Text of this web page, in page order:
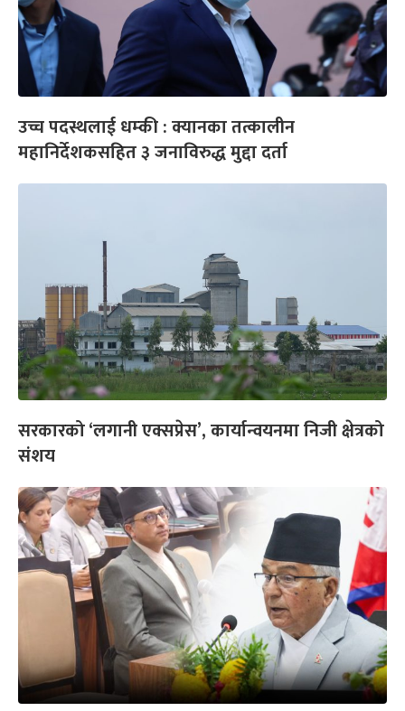
उच्च पदस्थलाई धम्की : क्यानका तत्कालीन
महानिर्देशकसहित ३ जनाविरुद्ध मुद्दा दर्ता
सरकारको ‘लगानी एक्सप्रेस’, कार्यान्वयनमा निजी क्षेत्रको
संशय